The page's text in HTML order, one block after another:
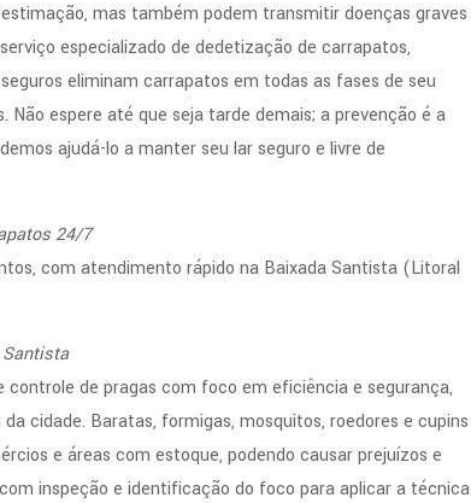
mas também podem transmitir doenças graves
especializado de dedetização de carrapatos,
eliminam carrapatos em todas as fases de seu
espere até que seja tarde demais; a prevenção é a
ajudá-lo a manter seu lar seguro e livre de
24/7
com atendimento rápido na Baixada Santista (Litoral
de pragas com foco em eficiência e segurança,
cidade. Baratas, formigas, mosquitos, roedores e cupins
e áreas com estoque, podendo causar prejuízos e
inspeção e identificação do foco para aplicar a técnica